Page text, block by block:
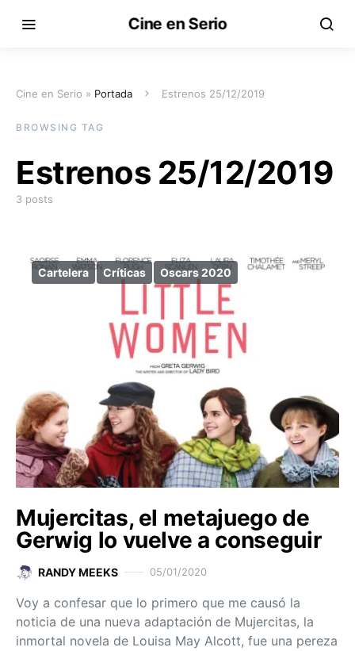
Cine en Serio
Cine en Serio » Portada Estrenos 25/12/2019
BROWSING TAG
Estrenos 25/12/2019
3 posts
Cartelera Críticas Oscars 2020
Mujercitas, el metajuego de
Gerwig lo vuelve a conseguir
RANDY MEEKS 05/01/2020
Voy a confesar que lo primero que me causó la
noticia de una nueva adaptación de Mujercitas, la
inmortal novela de Louisa May Alcott, fue una pereza